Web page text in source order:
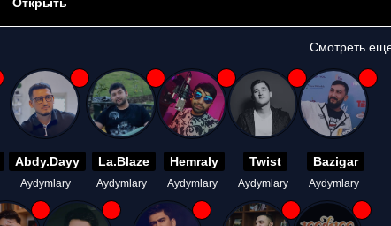
Смотреть
Abdy.Dayy
Aydymlary
La.Blaze
Aydymlary
Hemraly
Aydymlary
Twist
Aydymlary
Bazigar
Aydymlary